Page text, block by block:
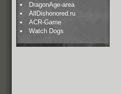
DragonAge-area
AllDishonored.ru
ACR-Game
Watch Dogs